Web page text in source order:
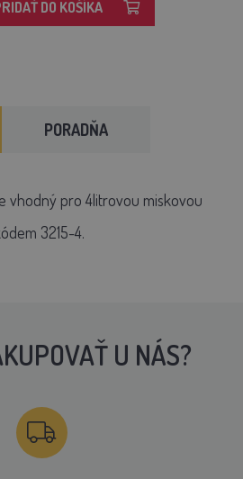
DO KOŠÍKA
PORADŇA
vhodný pro 4litrovou miskovou
3215-4.
U NÁS?